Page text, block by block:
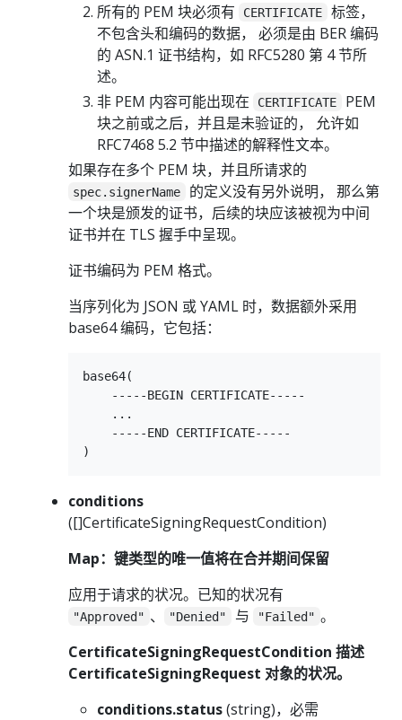
所有的 PEM 块必须有
CERTIFICATE
标签，
不包含头和编码的数据， 必须是由 BER 编码
的 ASN.1 证书结构，如 RFC5280 第 4 节所
述。
非 PEM 内容可能出现在
CERTIFICATE
PEM
块之前或之后，并且是未验证的， 允许如
RFC7468 5.2 节中描述的解释性文本。
如果存在多个 PEM 块，并且所请求的
spec.signerName
的定义没有另外说明， 那么第
一个块是颁发的证书，后续的块应该被视为中间
证书并在 TLS 握手中呈现。
证书编码为 PEM 格式。
当序列化为 JSON 或 YAML 时，数据额外采用
base64 编码，它包括：
base64(
    -----BEGIN CERTIFICATE-----
    ...
    -----END CERTIFICATE-----
conditions
([]CertificateSigningRequestCondition)
Map：键类型的唯一值将在合并期间保留
应用于请求的状况。已知的状况有
"Approved" 、 "Denied" 与 "Failed" 。
CertificateSigningRequestCondition 描述
CertificateSigningRequest 对象的状况。
conditions.status(string)，必需